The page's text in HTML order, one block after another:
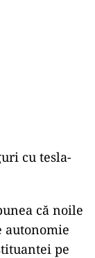
cu tesla-
că noile
autonomie
pe